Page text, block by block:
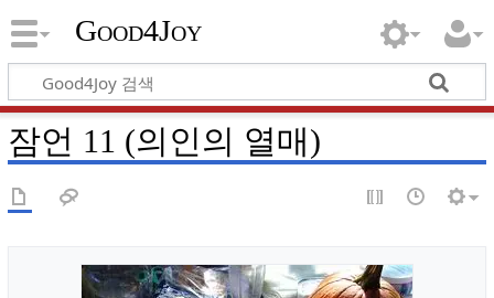
Good4Joy
잠언 11 (의인의 열매)